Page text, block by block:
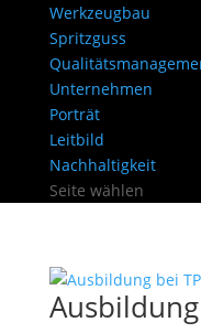
Werkzeugbau
Spritzguss
Unternehmen
Porträt
Leitbild
Nachhaltigkeit
Seite wählen